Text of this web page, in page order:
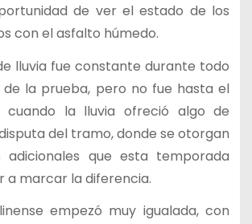
de ver el estado de los
con el asfalto húmedo.
lluvia fue constante durante todo
la prueba, pero no fue hasta el
cuando la lluvia ofreció algo de
del tramo, donde se otorgan
adicionales que esta temporada
a marcar la diferencia.
empezó muy igualada, con